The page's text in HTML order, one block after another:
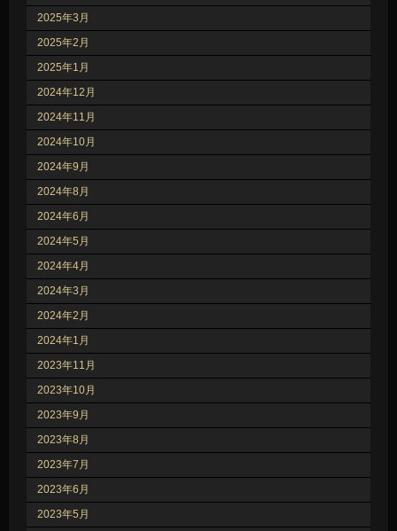
2025年3月
2025年2月
2025年1月
2024年12月
2024年11月
2024年10月
2024年9月
2024年8月
2024年6月
2024年5月
2024年4月
2024年3月
2024年2月
2024年1月
2023年11月
2023年10月
2023年9月
2023年8月
2023年7月
2023年6月
2023年5月